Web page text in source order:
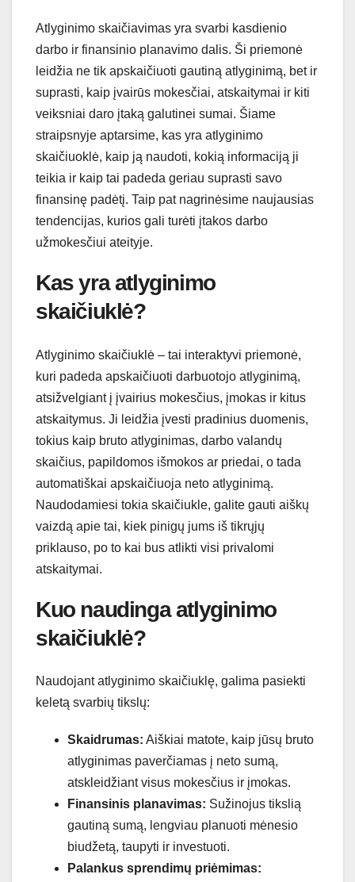
Atlyginimo skaičiavimas yra svarbi kasdienio
darbo ir finansinio planavimo dalis. Ši priemonė
leidžia ne tik apskaičiuoti gautiną atlyginimą, bet ir
suprasti, kaip įvairūs mokesčiai, atskaitymai ir kiti
veiksniai daro įtaką galutinei sumai. Šiame
straipsnyje aptarsime, kas yra atlyginimo
skaičiuoklė, kaip ją naudoti, kokią informaciją ji
teikia ir kaip tai padeda geriau suprasti savo
finansinę padėtį. Taip pat nagrinėsime naujausias
tendencijas, kurios gali turėti įtakos darbo
užmokesčiui ateityje.
Kas yra atlyginimo
skaičiuklė?
Atlyginimo skaičiuklė – tai interaktyvi priemonė,
kuri padeda apskaičiuoti darbuotojo atlyginimą,
atsižvelgiant į įvairius mokesčius, įmokas ir kitus
atskaitymus. Ji leidžia įvesti pradinius duomenis,
tokius kaip bruto atlyginimas, darbo valandų
skaičius, papildomos išmokos ar priedai, o tada
automatiškai apskaičiuoja neto atlyginimą.
Naudodamiesi tokia skaičiukle, galite gauti aiškų
vaizdą apie tai, kiek pinigų jums iš tikrųjų
priklauso, po to kai bus atlikti visi privalomi
atskaitymai.
Kuo naudinga atlyginimo
skaičiuklė?
Naudojant atlyginimo skaičiuklę, galima pasiekti
keletą svarbių tikslų:
Skaidrumas: Aiškiai matote, kaip jūsų bruto
atlyginimas paverčiamas į neto sumą,
atskleidžiant visus mokesčius ir įmokas.
Finansinis planavimas: Sužinojus tikslią
gautiną sumą, lengviau planuoti mėnesio
biudžetą, taupyti ir investuoti.
Palankus sprendimų priėmimas: